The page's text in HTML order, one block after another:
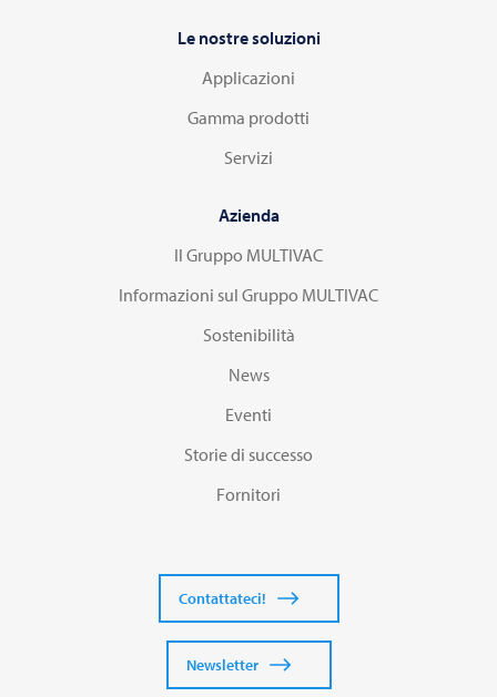
Le nostre soluzioni
Applicazioni
Gamma prodotti
Servizi
Azienda
Il Gruppo MULTIVAC
Informazioni sul Gruppo MULTIVAC
Sostenibilità
News
Eventi
Storie di successo
Fornitori
Contattateci!
Newsletter